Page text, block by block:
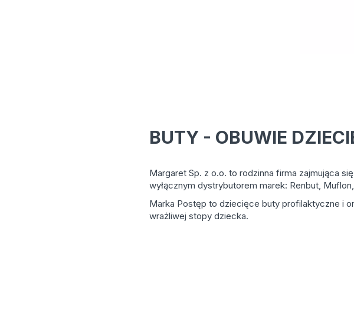
BUTY - OBUWIE
Margaret Sp. z o.o. to rodzinna firma zajmująca
wyłącznym dystrybutorem marek: Renbut,
Marka Postęp to dziecięce buty profilaktyczne i
wrażliwej stopy dziecka.